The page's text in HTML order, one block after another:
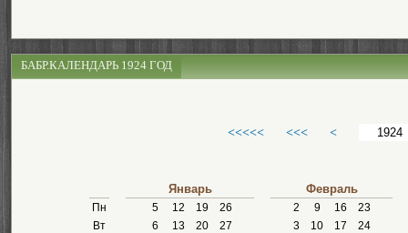
БАБР.КАЛЕНДАРЬ 1924 ГОД
<<<<< <<< <
Пн
Вт
Январь
5 12 19
26
6
13 20
27
Февраль
2 9 16
23
3
10 17
24